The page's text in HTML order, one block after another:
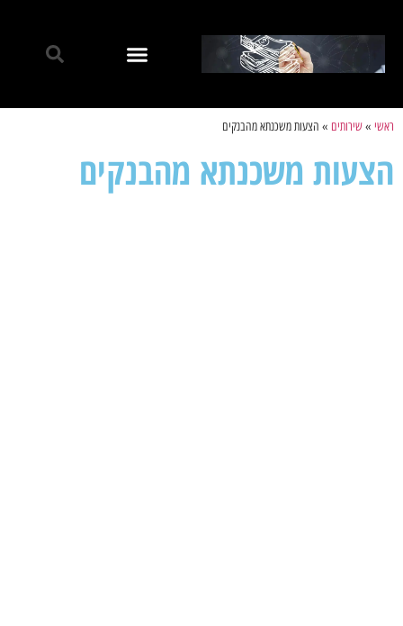
ראשי »שירותים » הצעות משכנתא מהבנקים
הצעות משכנתא מהבנקים